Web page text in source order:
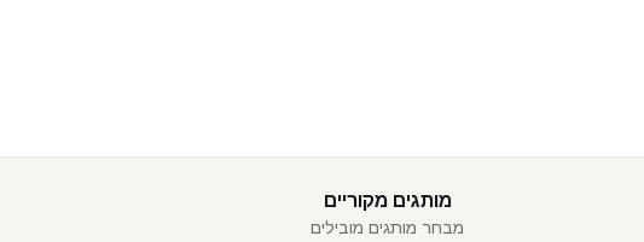
מותגים מקוריים
מבחר מותגים מובילים